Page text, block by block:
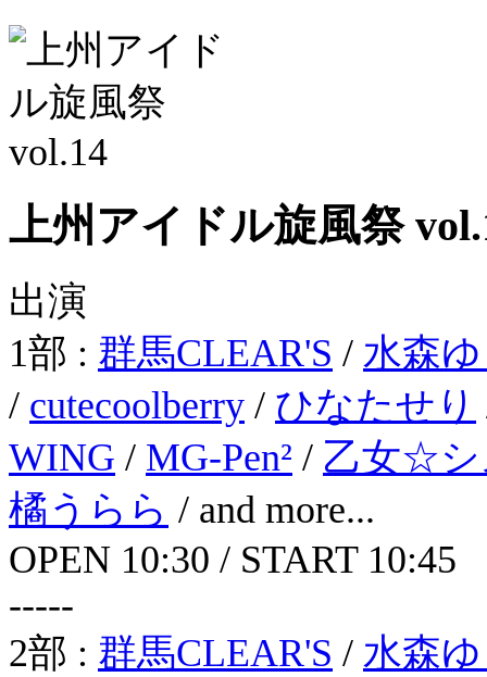
上州アイドル旋風祭
出演
1部 : 群馬CLEAR'S / 水森
/ cutecoolberry / ひなたせり
WING / MG-Pen² / 乙女☆シ
橘うらら / and more...
OPEN 10:30 / START 10:45
-----
2部 : 群馬CLEAR'S / 水森